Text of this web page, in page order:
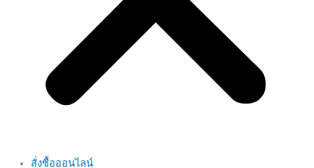
สั่งซื้อออนไลน์